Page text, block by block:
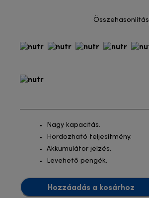
Összehasonlítás
Nagy kapacitás.
Hordozható teljesítmény.
Akkumulátor jelzés.
Levehető pengék.
Hozzáadás a kosárhoz